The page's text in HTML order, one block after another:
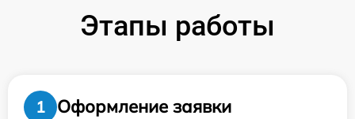
Этапы работы
1
Оформление заявки